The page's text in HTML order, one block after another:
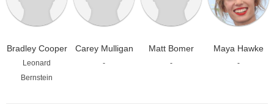
Bradley Cooper
Leonard
Bernstein
Carey Mulligan
-
Matt Bomer
-
Maya Hawke
-